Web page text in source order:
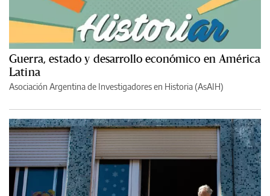
Guerra, estado y desarrollo económico en América
Latina
Asociación Argentina de Investigadores en Historia (AsAIH)